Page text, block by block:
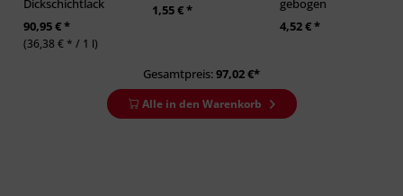
90,95 € *
(36,38 € * / 1 l)
1,55 € *
4,52 € *
Gesamtpreis:97,02€*
Alle in den Warenkorb